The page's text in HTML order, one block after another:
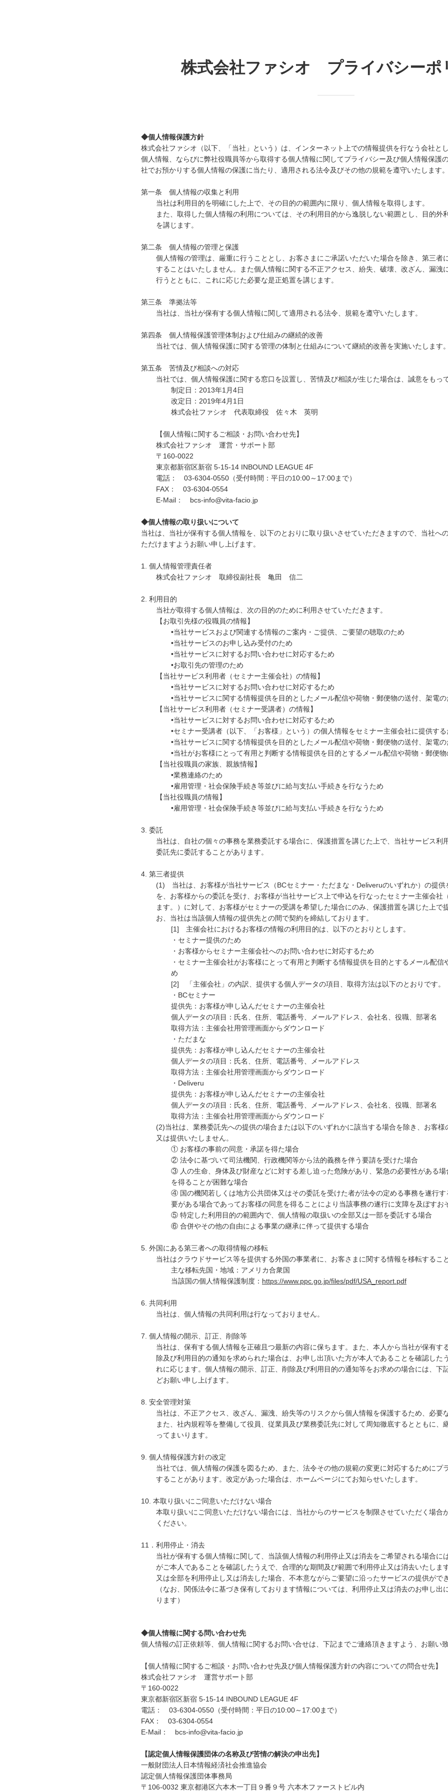
株式会社ファシオ プライバシーポ
◆個人情報保護方針
株式会社ファシオ（以下、「当社」という）は、インターネット上での情報提供を行なう会社と
個人情報、ならびに弊社役職員等から取得する個人情報に関してプライバシー及び個人情報保護
社でお預かりする個人情報の保護に当たり、適用される法令及びその他の規範を遵守いたします。
第一条 個人情報の収集と利用
当社は利用目的を明確にした上で、その目的の範囲内に限り、個人情報を取得します。
また、取得した個人情報の利用については、その利用目的から逸脱しない範囲とし、目的外
を講じます。
第二条 個人情報の管理と保護
個人情報の管理は、厳重に行うこととし、お客さまにご承諾いただいた場合を除き、第三者
することはいたしません。また個人情報に関する不正アクセス、紛失、破壊、改ざん、漏洩
行うとともに、これに応じた必要な是正処置を講じます。
第三条 準拠法等
当社は、当社が保有する個人情報に関して適用される法令、規範を遵守いたします。
第四条 個人情報保護管理体制および仕組みの継続的改善
当社では、個人情報保護に関する管理の体制と仕組みについて継続的改善を実施いたします。
第五条 苦情及び相談への対応
当社では、個人情報保護に関する窓口を設置し、苦情及び相談が生じた場合は、誠意をもっ
制定日：2013年1月4日
改定日：2019年4月1日
株式会社ファシオ 代表取締役 佐々木 英明
【個人情報に関するご相談・お問い合わせ先】
株式会社ファシオ 運営・サポート部
〒160-0022
東京都新宿区新宿 5-15-14 INBOUND LEAGUE 4F
電話： 03-6304-0550（受付時間：平日の10:00～17:00まで）
FAX： 03-6304-0554
E-Mail： bcs-info@vita-facio.jp
◆個人情報の取り扱いについて
当社は、当社が保有する個人情報を、以下のとおりに取り扱いさせていただきますので、当社へ
ただけますようお願い申し上げます。
1. 個人情報管理責任者
株式会社ファシオ 取締役副社長 亀田 信二
2. 利用目的
当社が取得する個人情報は、次の目的のために利用させていただきます。
【お取引先様の役職員の情報】
•当社サービスおよび関連する情報のご案内・ご提供、ご要望の聴取のため
•当社サービスのお申し込み受付のため
•当社サービスに対するお問い合わせに対応するため
•お取引先の管理のため
【当社サービス利用者（セミナー主催会社）の情報】
•当社サービスに対するお問い合わせに対応するため
•当社サービスに関する情報提供を目的としたメール配信や荷物・郵便物の送付、架電の
【当社サービス利用者（セミナー受講者）の情報】
•当社サービスに対するお問い合わせに対応するため
•セミナー受講者（以下、「お客様」という）の個人情報をセミナー主催会社に提供する
•当社サービスに関する情報提供を目的としたメール配信や荷物・郵便物の送付、架電の
•当社がお客様にとって有用と判断する情報提供を目的とするメール配信や荷物・郵便
【当社役職員の家族、親族情報】
•業務連絡のため
•雇用管理・社会保険手続き等並びに給与支払い手続きを行なうため
【当社役職員の情報】
•雇用管理・社会保険手続き等並びに給与支払い手続きを行なうため
3. 委託
当社は、自社の個々の事務を業務委託する場合に、保護措置を講じた上で、当社サービス利
委託先に委託することがあります。
4. 第三者提供
(1) 当社は、お客様が当社サービス（BCセミナー・ただまな・Deliveruのいずれか）の提供
を、お客様からの委託を受け、お客様が当社サービス上で申込を行なったセミナー主催会社
ます。）に対して、お客様がセミナーの受講を希望した場合にのみ、保護措置を講じた上で
お、当社は当該個人情報の提供先との間で契約を締結しております。
[1] 主催会社におけるお客様の情報の利用目的は、以下のとおりとします。
・セミナー提供のため
・お客様からセミナー主催会社へのお問い合わせに対応するため
・セミナー主催会社がお客様にとって有用と判断する情報提供を目的とするメール配信
め
[2] 「主催会社」の内訳、提供する個人データの項目、取得方法は以下のとおりです。
・BCセミナー
提供先：お客様が申し込んだセミナーの主催会社
個人データの項目：氏名、住所、電話番号、メールアドレス、会社名、役職、部署名
取得方法：主催会社用管理画面からダウンロード
・ただまな
提供先：お客様が申し込んだセミナーの主催会社
個人データの項目：氏名、住所、電話番号、メールアドレス
取得方法：主催会社用管理画面からダウンロード
・Deliveru
提供先：お客様が申し込んだセミナーの主催会社
個人データの項目：氏名、住所、電話番号、メールアドレス、会社名、役職、部署名
取得方法：主催会社用管理画面からダウンロード
(2)当社は、業務委託先への提供の場合または以下のいずれかに該当する場合を除き、お客
又は提供いたしません。
① お客様の事前の同意・承諾を得た場合
② 法令に基づいて司法機関、行政機関等から法的義務を伴う要請を受けた場合
③ 人の生命、身体及び財産などに対する差し迫った危険があり、緊急の必要性がある
を得ることが困難な場合
④ 国の機関若しくは地方公共団体又はその委託を受けた者が法令の定める事務を遂行
要がある場合であってお客様の同意を得ることにより当該事務の遂行に支障を及ぼすお
⑤ 特定した利用目的の範囲内で、個人情報の取扱いの全部又は一部を委託する場合
⑥ 合併やその他の自由による事業の継承に伴って提供する場合
5. 外国にある第三者への取得情報の移転
当社はクラウドサービス等を提供する外国の事業者に、お客さまに関する情報を移転するこ
主な移転先国・地域：アメリカ合衆国
当該国の個人情報保護制度： https://www.ppc.go.jp/files/pdf/USA_report.pdf
6. 共同利用
当社は、個人情報の共同利用は行なっておりません。
7. 個人情報の開示、訂正、削除等
当社は、保有する個人情報を正確且つ最新の内容に保ちます。また、本人から当社が保有す
除及び利用目的の通知を求められた場合は、お申し出頂いた方が本人であることを確認した
れに応じます。個人情報の開示、訂正、削除及び利用目的の通知等をお求めの場合には、下
どお願い申し上げます。
8. 安全管理対策
当社は、不正アクセス、改ざん、漏洩、紛失等のリスクから個人情報を保護するため、必要
また、社内規程等を整備して役員、従業員及び業務委託先に対して周知徹底するとともに、
ってまいります。
9. 個人情報保護方針の改定
当社では、個人情報の保護を図るため、また、法令その他の規範の変更に対応するためにプ
することがあります。改定があった場合は、ホームページにてお知らせいたします。
10. 本取り扱いにご同意いただけない場合
本取り扱いにご同意いただけない場合には、当社からのサービスを制限させていただく場合
ください。
11．利用停止・消去
当社が保有する個人情報に関して、当該個人情報の利用停止又は消去をご希望される場合に
がご本人であることを確認したうえで、合理的な期間及び範囲で利用停止又は消去いたしま
又は全部を利用停止し又は消去した場合、不本意ながらご要望に沿ったサービスの提供がで
（なお、関係法令に基づき保有しております情報については、利用停止又は消去のお申し出
ります）
◆個人情報に関する問い合わせ先
個人情報の訂正依頼等、個人情報に関するお問い合せは、下記までご連絡頂きますよう、お願い
【個人情報に関するご相談・お問い合わせ先及び個人情報保護方針の内容についての問合せ先】
株式会社ファシオ 運営サポート部
〒160-0022
東京都新宿区新宿 5-15-14 INBOUND LEAGUE 4F
電話： 03-6304-0550（受付時間：平日の10:00～17:00まで）
FAX： 03-6304-0554
E-Mail： bcs-info@vita-facio.jp
【認定個人情報保護団体の名称及び苦情の解決の申出先】
一般財団法人日本情報経済社会推進協会
認定個人情報保護団体事務局
〒106-0032 東京都港区六本木一丁目９番９号 六本木ファーストビル内